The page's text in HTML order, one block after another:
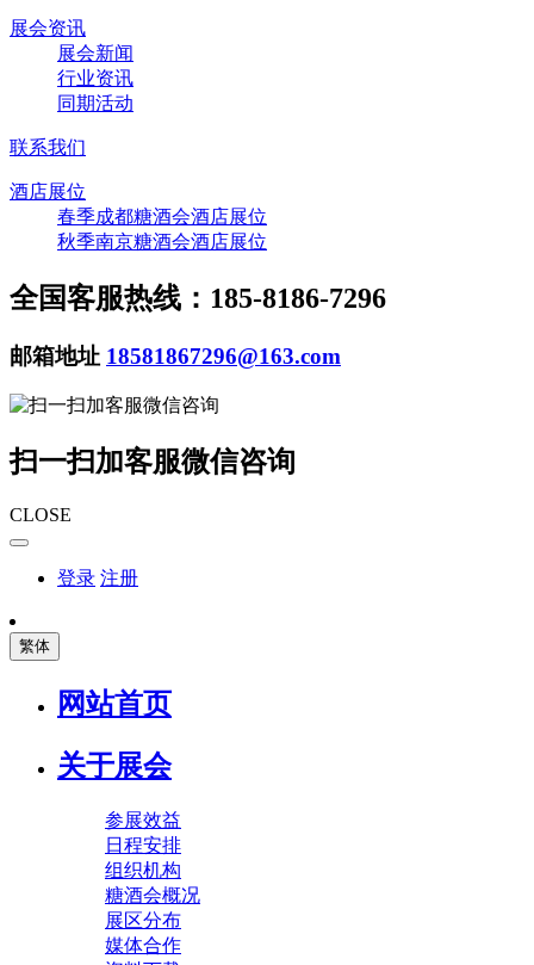
展会资讯
展会新闻
行业资讯
同期活动
联系我们
酒店展位
春季成都糖酒会酒店展位
秋季南京糖酒会酒店展位
全国客服热线：185-8186-7296
邮箱地址 18581867296@163.com
扫一扫加客服微信咨询
CLOSE
登录 注册
繁体
网站首页
关于展会
参展效益
日程安排
组织机构
糖酒会概况
展区分布
媒体合作